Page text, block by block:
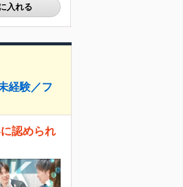
入れる
経験／フ
認められ